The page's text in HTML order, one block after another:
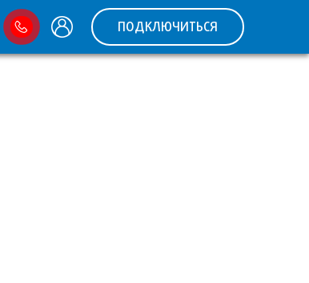
ПОДКЛЮЧИТЬСЯ